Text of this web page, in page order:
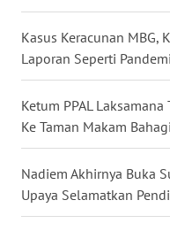
Kasus Keracunan MBG,
Laporan Seperti
Ketum PPAL
Ke Taman Makam
Nadiem Akhirnya Buka
Upaya Selamatkan
WN
NUSANTARA
WN
JOGJA
WN